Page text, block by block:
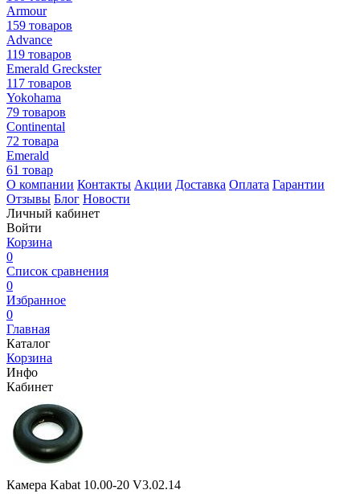
Armour
159 товаров
Advance
119 товаров
Emerald Greckster
117 товаров
Yokohama
79 товаров
Continental
72 товара
Emerald
61 товар
О компании Контакты Акции Доставка Оплата Гарантии
Отзывы Блог Новости
Личный кабинет
Войти
Корзина
0
Список сравнения
0
Избранное
0
Главная
Каталог
Корзина
Инфо
Кабинет
Камера Kabat 10.00-20 V3.02.14